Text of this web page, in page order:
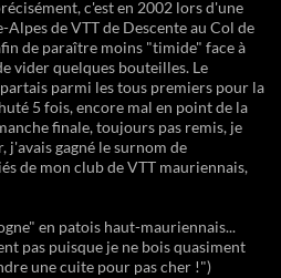
c'est en 2002 lors d'une
Alpes de VTT de Descente au Col de
de paraître moins "timide" face à
vider quelques bouteilles. Le
parmi les tous premiers pour la
5 fois, encore mal en point de la
finale, toujours pas remis, je
j'avais gagné le surnom de
de mon club de VTT mauriennais,
en patois haut-mauriennais...
pas puisque je ne bois quasiment
une cuite pour pas cher !")